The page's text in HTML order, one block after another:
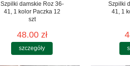
Szpilki damskie Roz 36-
41, 1 kolor Paczka 12
szt
48.00 zł
szczegóły
Szpilki
41, 1